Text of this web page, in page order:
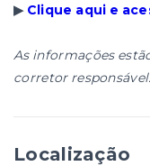
▶Clique aqui e
As informações
corretor responsável.
Localização